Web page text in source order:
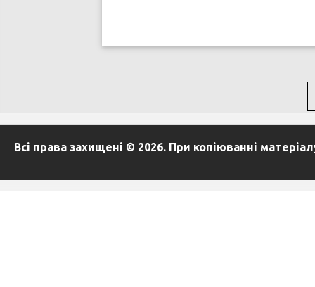
Всі права захищені © 2026. При копіюванні